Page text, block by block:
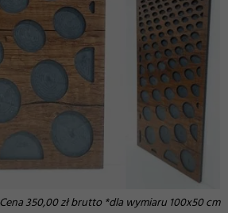
Cena 350,00 zł brutto *dla wymiaru 100x50 cm